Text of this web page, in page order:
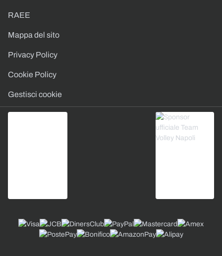
RAEE
Mappa del sito
Privacy Policy
Cookie Policy
Gestisci cookie